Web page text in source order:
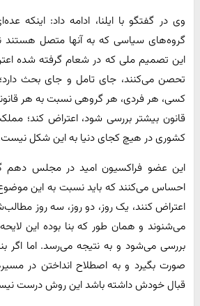
وی در گفتگو با ایلنا، ادامه داد: اینکه
گروه‌های سیاسی که به آنها متصل
این تصمیم ملی که در شعام گرفته شده
تحصن می‌کنند، جای تامل و جای بحث دارد؛
کسی، هر فردی، هر گروهی نسبت به هر
قانون بیشتر بررسی شود، اعتراض کند؛
کشوری در هیچ کجای دنیا به این شکل
این عضو فراکسیون امید در مجلس دهم
احساس می‌کنند که باید نسبت به این موضوع
اعتراض کنند، یک روز، دو روز، سه روز
می‌شنوند و همان طور که بنا بوده این
بررسی می‌شود و به نتیجه می‌رسد. اما اگر
صورت بگیرد و به اصطلاح انداختن در
قبال خودش داشته باشد این روش درست